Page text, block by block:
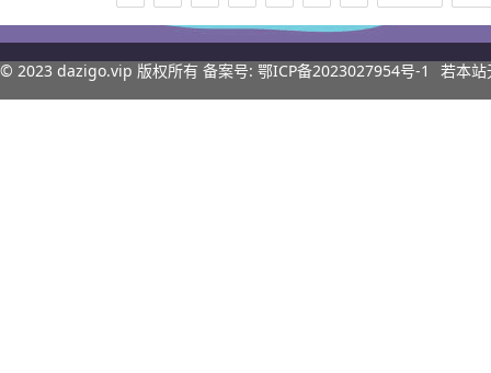
© 2023 dazigo.vip 版权所有 备案号: 鄂ICP备2023027954号-1 若本